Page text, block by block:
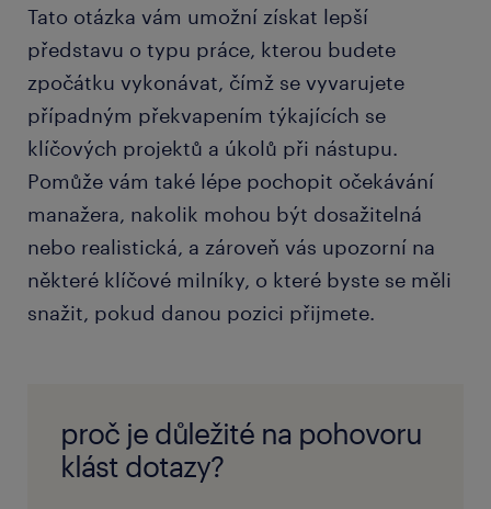
Tato otázka vám umožní získat lepší
představu o typu práce, kterou budete
zpočátku vykonávat, čímž se vyvarujete
případným překvapením týkajících se
klíčových projektů a úkolů při nástupu.
Pomůže vám také lépe pochopit očekávání
manažera, nakolik mohou být dosažitelná
nebo realistická, a zároveň vás upozorní na
některé klíčové milníky, o které byste se měli
snažit, pokud danou pozici přijmete.
proč je důležité na pohovoru
klást dotazy?